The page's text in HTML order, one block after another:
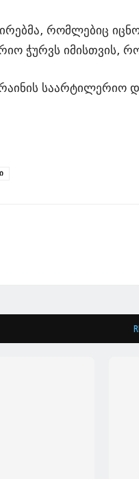
რომლებიც
ჭურვს იმისთვის,
საარტილერიო